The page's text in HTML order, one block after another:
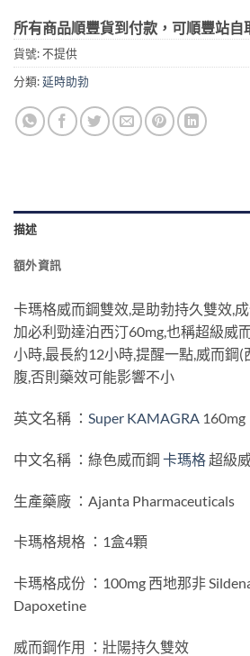
所有商品順豐貨到付款，可順豐站自
貨號:不提供
分類:延時助勃
描述
額外資訊
卡瑪格威而鋼雙效,是助勃持久雙效,
加必利勁達泊西汀60mg,也稱超級威
小時,最長約12小時,提醒一點,威而鋼(
腹,否則藥效可能影響不小
英文名稱 ： Super KAMAGRA 160mg
中文名稱 ：綠色威而鋼 卡瑪格超級
生產藥廠 ：Ajanta Pharmaceuticals
卡瑪格規格 ：1盒4顆
卡瑪格成份 ：100mg 西地那非
Dapoxetine
威而鋼作用 ：壯陽持久雙效